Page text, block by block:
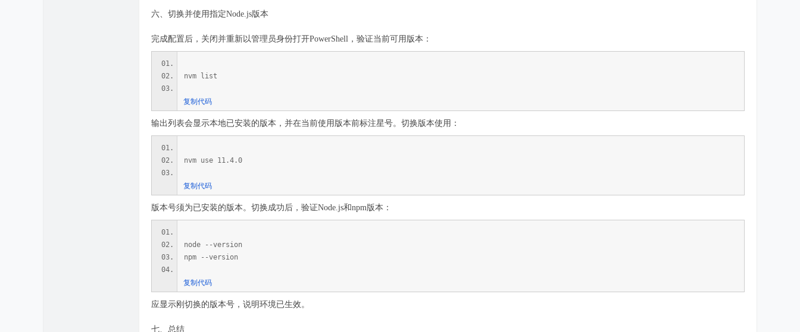
六、切换并使用指定Node.js版本
完成配置后，关闭并重新以管理员身份打开PowerShell，验证当前可用版本：
nvm list
复制代码
输出列表会显示本地已安装的版本，并在当前使用版本前标注星号。切换版本使用：
nvm use 11.4.0
复制代码
版本号须为已安装的版本。切换成功后，验证Node.js和npm版本：
node --version
npm --version
复制代码
应显示刚切换的版本号，说明环境已生效。
七、总结